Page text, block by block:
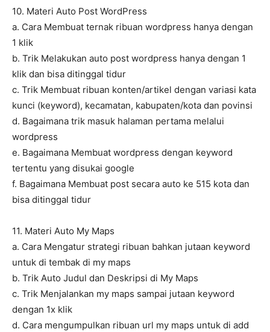
10. Materi Auto Post WordPress
a. Cara Membuat ternak ribuan wordpress hanya dengan
1 klik
b. Trik Melakukan auto post wordpress hanya dengan 1
klik dan bisa ditinggal tidur
c. Trik Membuat ribuan konten/artikel dengan variasi kata
kunci (keyword), kecamatan, kabupaten/kota dan povinsi
d. Bagaimana trik masuk halaman pertama melalui
wordpress
e. Bagaimana Membuat wordpress dengan keyword
tertentu yang disukai google
f. Bagaimana Membuat post secara auto ke 515 kota dan
bisa ditinggal tidur
11. Materi Auto My Maps
a. Cara Mengatur strategi ribuan bahkan jutaan keyword
untuk di tembak di my maps
b. Trik Auto Judul dan Deskripsi di My Maps
c. Trik Menjalankan my maps sampai jutaan keyword
dengan 1x klik
d. Cara mengumpulkan ribuan url my maps untuk di add